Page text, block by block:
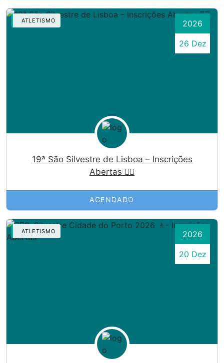
ATLETISMO
19ª São Silvestre de Lisboa – Inscrições
Abertas 🏃‍♀️
2026
26 Dez
AGENDADO
ATLETISMO
2026
20 Dez